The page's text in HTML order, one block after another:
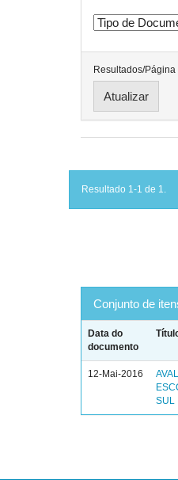
Resultados/Página
Resultado 1-1 de 1.
Conjunto de
Data do
documento
12-Mai-2016
SUL